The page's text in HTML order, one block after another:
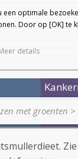
optimale
Door op [OK] te
details
met groenten >
Zie